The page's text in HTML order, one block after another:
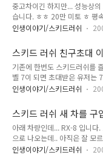
중고차이긴 하지만... 성능상
습니다. ㅎㅎ 20만 미토 ㅎ
도 나오네요. 얼른 340대 이상
자인은 맘에 안드네요 ㅎㅎㅎ
한번 사볼까 한다는 ㅎㅎㅎ
인생이야기/스키드러쉬
스키드 러쉬 친구초대
기존에 한번도 스키드러쉬를
벨 7이 되면 초대받은 유저는
템)' 7개가 지급되네요 ^^ 저
랍니다. ^^ http://
http://hani.hangame.com/
http://hani.hangame.com/
인생이야기/스키드러쉬
스키드 러쉬 새 차를 구
아래 차량인데... RX-8 입니다
으로 나오는데.. 아직은 잘 모
ㅎ 전에 타던 차는 RX-7 입니
인생이야기/스키드러쉬